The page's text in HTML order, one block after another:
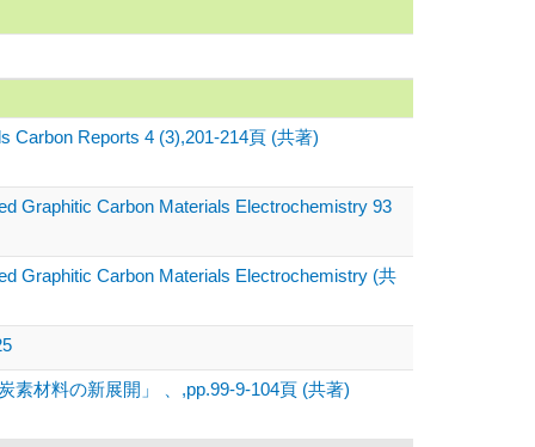
Carbon Reports 4 (3),201-214頁 (共著)
Graphitic Carbon Materials Electrochemistry 93
Graphitic Carbon Materials Electrochemistry (共
素材料の新展開」 、,pp.99-9-104頁 (共著)